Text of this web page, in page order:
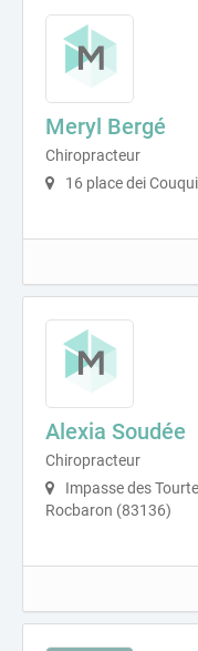
Meryl Bergé
Chiropracteur
16 place dei
Alexia Soudée
Chiropracteur
Impasse des
Rocbaron (83136)